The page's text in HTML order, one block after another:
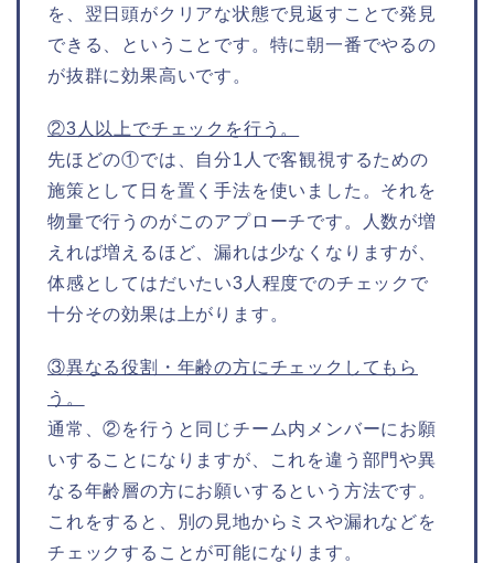
を、翌日頭がクリアな状態で見返すことで発見
できる、ということです。特に朝一番でやるの
が抜群に効果高いです。
②3人以上でチェックを行う。
先ほどの①では、自分1人で客観視するための
施策として日を置く手法を使いました。それを
物量で行うのがこのアプローチです。人数が増
えれば増えるほど、漏れは少なくなりますが、
体感としてはだいたい3人程度でのチェックで
十分その効果は上がります。
③異なる役割・年齢の方にチェックしてもら
う。
通常、②を行うと同じチーム内メンバーにお願
いすることになりますが、これを違う部門や異
なる年齢層の方にお願いするという方法です。
これをすると、別の見地からミスや漏れなどを
チェックすることが可能になります。